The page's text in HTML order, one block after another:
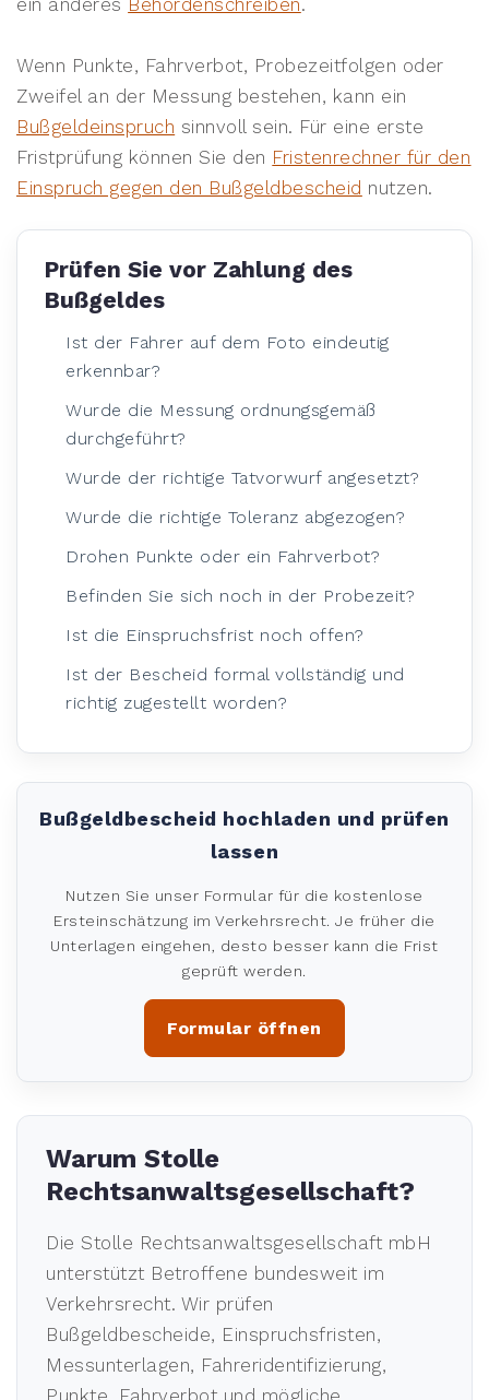
ein anderes Behördenschreiben.
Wenn Punkte, Fahrverbot, Probezeitfolgen oder
Zweifel an der Messung bestehen, kann ein
Bußgeldeinspruch sinnvoll sein. Für eine erste
Fristprüfung können Sie den Fristenrechner für den
Einspruch gegen den Bußgeldbescheid nutzen.
Prüfen Sie vor Zahlung des
Bußgeldes
Ist der Fahrer auf dem Foto eindeutig
erkennbar?
Wurde die Messung ordnungsgemäß
durchgeführt?
Wurde der richtige Tatvorwurf angesetzt?
Wurde die richtige Toleranz abgezogen?
Drohen Punkte oder ein Fahrverbot?
Befinden Sie sich noch in der Probezeit?
Ist die Einspruchsfrist noch offen?
Ist der Bescheid formal vollständig und
richtig zugestellt worden?
Bußgeldbescheid hochladen und prüfen
lassen
Nutzen Sie unser Formular für die kostenlose
Ersteinschätzung im Verkehrsrecht. Je früher die
Unterlagen eingehen, desto besser kann die Frist
geprüft werden.
Formular öffnen
Warum Stolle
Rechtsanwaltsgesellschaft?
Die Stolle Rechtsanwaltsgesellschaft mbH
unterstützt Betroffene bundesweit im
Verkehrsrecht. Wir prüfen
Bußgeldbescheide, Einspruchsfristen,
Messunterlagen, Fahreridentifizierung,